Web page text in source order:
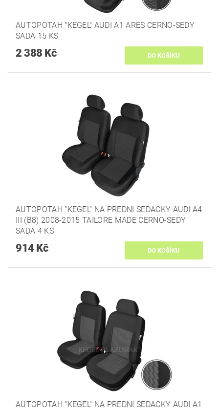
AUTOPOTAH "KEGEL" AUDI A1 ARES CERNO-SEDY
SADA 15 KS
2 388 Kč
AUTOPOTAH "KEGEL" NA PREDNI SEDACKY AUDI A4
III (B8) 2008-2015 TAILORE MADE CERNO-SEDY
SADA 4 KS
914 Kč
AUTOPOTAH "KEGEL" NA PREDNI SEDACKY AUDI A1